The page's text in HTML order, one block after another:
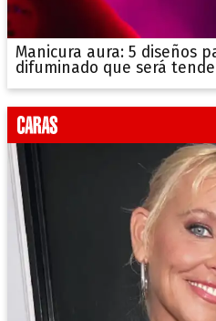
Manicura aura: 5 diseños
difuminado que será